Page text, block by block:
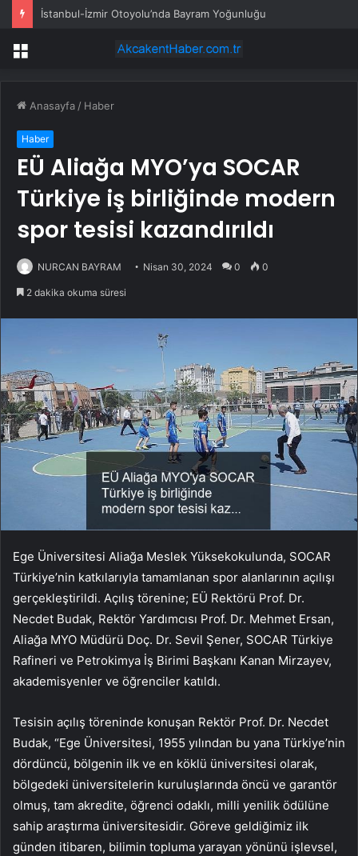
İstanbul-İzmir Otoyolu’nda Bayram Yoğunluğu
Menü
Anasayfa / Haber
Haber
EÜ Aliağa MYO’ya SOCAR
Türkiye iş birliğinde modern
spor tesisi kazandırıldı
NURCAN BAYRAM Nisan 30, 2024 0 0
2 dakika okuma süresi
Ege Üniversitesi Aliağa Meslek Yüksekokulunda, SOCAR
Türkiye’nin katkılarıyla tamamlanan spor alanlarının açılışı
gerçekleştirildi. Açılış törenine; EÜ Rektörü Prof. Dr.
Necdet Budak, Rektör Yardımcısı Prof. Dr. Mehmet Ersan,
Aliağa MYO Müdürü Doç. Dr. Sevil Şener, SOCAR Türkiye
Rafineri ve Petrokimya İş Birimi Başkanı Kanan Mirzayev,
akademisyenler ve öğrenciler katıldı.
Tesisin açılış töreninde konuşan Rektör Prof. Dr. Necdet
Budak, “Ege Üniversitesi, 1955 yılından bu yana Türkiye’nin
dördüncü, bölgenin ilk ve en köklü üniversitesi olarak,
bölgedeki üniversitelerin kuruluşlarında öncü ve garantör
olmuş, tam akredite, öğrenci odaklı, milli yenilik ödülüne
sahip araştırma üniversitesidir. Göreve geldiğimiz ilk
günden itibaren, bilimin topluma yarayan yönünü işlevsel,